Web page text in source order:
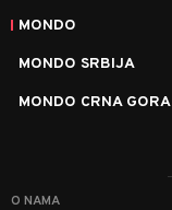
MONDO
MONDO SRBIJA
MONDO CRNA GORA
O NAMA